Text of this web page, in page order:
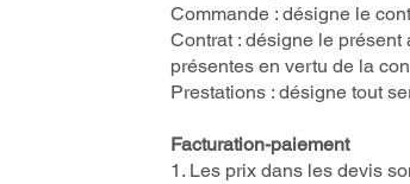
Commande : désigne le
Contrat : désigne le
présentes en vertu de la
Prestations : désigne tout
Facturation-paiement
1. Les prix dans les devis